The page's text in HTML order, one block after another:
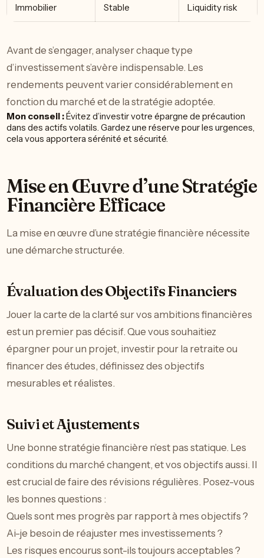
Immobilier Stable Liquidity risk
Avant de s’engager, analyser chaque type
d’investissement s’avère indispensable. Les
rendements peuvent varier considérablement en
fonction du marché et de la stratégie adoptée.
Mon conseil :Évitez d’investir votre épargne de précaution
dans des actifs volatils. Gardez une réserve pour les urgences,
cela vous apportera sérénité et sécurité.
Mise en Œuvre d’une Stratégie
Financière Efficace
La mise en œuvre d’une stratégie financière nécessite
une démarche structurée.
Évaluation des Objectifs Financiers
Jouer la carte de la clarté sur vos ambitions financières
est un premier pas décisif. Que vous souhaitiez
épargner pour un projet, investir pour la retraite ou
financer des études, définissez des objectifs
mesurables et réalistes.
Suivi et Ajustements
Une bonne stratégie financière n’est pas statique. Les
conditions du marché changent, et vos objectifs aussi. Il
est crucial de faire des révisions régulières. Posez-vous
les bonnes questions :
Quels sont mes progrès par rapport à mes objectifs ?
Ai-je besoin de réajuster mes investissements ?
Les risques encourus sont-ils toujours acceptables ?